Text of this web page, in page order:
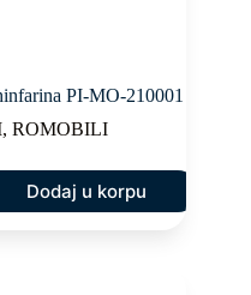
PI-MO-210001
, ROMOBILI
Dodaj u korpu